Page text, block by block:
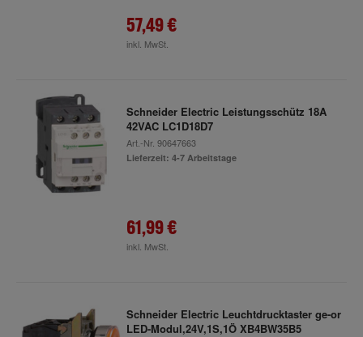
57,49 €
inkl. MwSt.
Schneider Electric Leistungsschütz 18A
42VAC LC1D18D7
Art.-Nr. 90647663
Lieferzeit: 4-7 Arbeitstage
61,99 €
inkl. MwSt.
Schneider Electric Leuchtdrucktaster ge-or
LED-Modul,24V,1S,1Ö XB4BW35B5